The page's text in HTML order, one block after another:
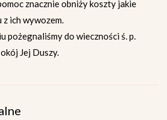
znacznie obniży koszty jakie
z ich wywozem.
pożegnaliśmy do wieczności ś. p.
Jej Duszy.